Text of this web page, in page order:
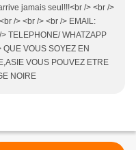
jamais seul!!!<br /> <br />
/> <br /> <br /> EMAIL:
TELEPHONE/ WHATZAPP
VOUS SOYEZ EN
VOUS POUVEZ ETRE
NOIRE